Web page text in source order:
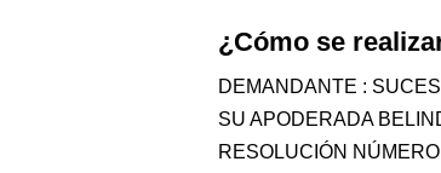
¿Cómo se
DEMANDANTE :
SU APODERADA
RESOLUCIÓN